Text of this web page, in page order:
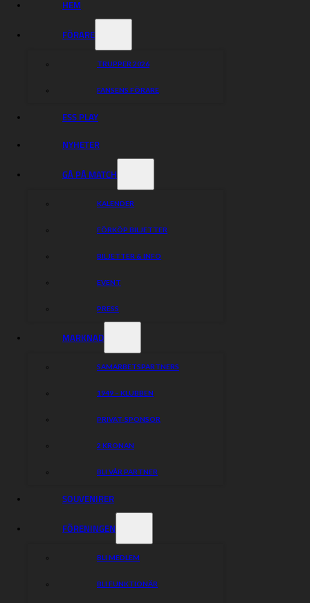
HEM
FÖRARE
TRUPPER 2026
FANSENS FÖRARE
ESS PLAY
NYHETER
GÅ PÅ MATCH
KALENDER
FÖRKÖP BILJETTER
BILJETTER & INFO
EVENT
PRESS
MARKNAD
SAMARBETSPARTNERS
1949 – KLUBBEN
PRIVAT-SPONSOR
2 KRONAN
BLI VÅR PARTNER
SOUVENIRER
FÖRENINGEN
BLI MEDLEM
BLI FUNKTIONÄR